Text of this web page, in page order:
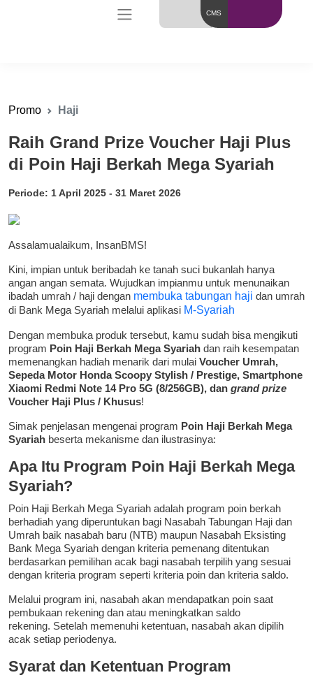
CMS
Promo Haji
Raih Grand Prize Voucher Haji Plus
di Poin Haji Berkah Mega Syariah
Periode: 1 April 2025 - 31 Maret 2026
Assalamualaikum, InsanBMS!
Kini, impian untuk beribadah ke tanah suci bukanlah hanya
angan angan semata. Wujudkan impianmu untuk menunaikan
ibadah umrah / haji dengan membuka tabungan haji dan umrah
di Bank Mega Syariah melalui aplikasi M-Syariah
Dengan membuka produk tersebut, kamu sudah bisa mengikuti
program Poin Haji Berkah Mega Syariah dan raih kesempatan
memenangkan hadiah menarik dari mulai Voucher Umrah,
Sepeda Motor Honda Scoopy Stylish / Prestige, Smartphone
Xiaomi Redmi Note 14 Pro 5G (8/256GB), dan grand prize
Voucher Haji Plus / Khusus!
Simak penjelasan mengenai program Poin Haji Berkah Mega
Syariah beserta mekanisme dan ilustrasinya:
Apa Itu Program Poin Haji Berkah Mega
Syariah?
Poin Haji Berkah Mega Syariah adalah program poin berkah
berhadiah yang diperuntukan bagi Nasabah Tabungan Haji dan
Umrah baik nasabah baru (NTB) maupun Nasabah Eksisting
Bank Mega Syariah dengan kriteria pemenang ditentukan
berdasarkan pemilihan acak bagi nasabah terpilih yang sesuai
dengan kriteria program seperti kriteria poin dan kriteria saldo.
Melalui program ini, nasabah akan mendapatkan poin saat
pembukaan rekening dan atau meningkatkan saldo
rekening. Setelah memenuhi ketentuan, nasabah akan dipilih
acak setiap periodenya.
Syarat dan Ketentuan Program